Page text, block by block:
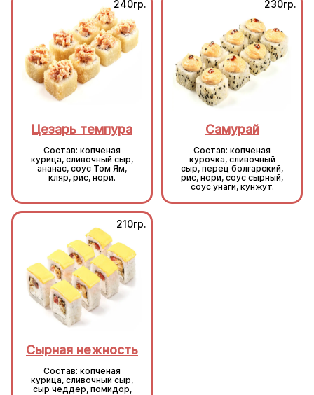
240гр.
Цезарь темпура
Состав: копченая
курица, сливочный сыр,
ананас, соус Том Ям,
кляр, рис, нори.
230гр.
Самурай
Состав: копченая
курочка, сливочный
сыр, перец болгарский,
рис, нори, соус сырный,
соус унаги, кунжут.
210гр.
Сырная нежность
Состав: копченая
курица, сливочный сыр,
сыр чеддер, помидор,